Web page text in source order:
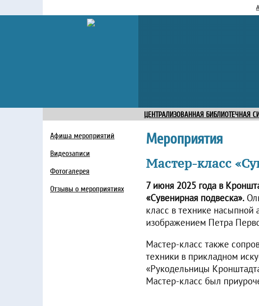
ЦЕНТРАЛИЗОВАННАЯ БИБЛИОТЕЧНАЯ
Афиша мероприятий
Видеозаписи
Фотогалерея
Отзывы о мероприятиях
Мероприятия
Мастер-класс
7 июня 2025 года в
«Сувенирная подвеска».
класс в технике насыпной
изображением Петра
Мастер-класс также
техники в прикладном
«Рукодельницы
Мастер-класс был